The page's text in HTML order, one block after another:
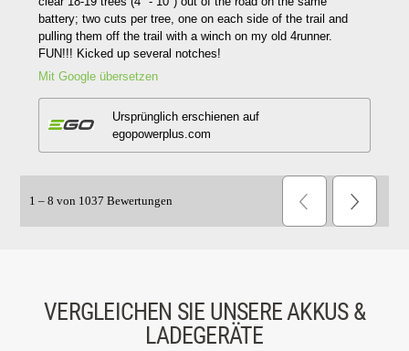
VERGLEICHEN SIE UNSERE AKKUS &
LADEGERÄTE